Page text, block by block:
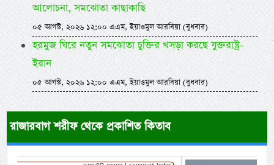
আলোচনা, সমঝোতা কাছাকাছি
০৫ আগস্ট, ২০২৬ ১২:০০ এএম, ইয়াওমুল আরবিয়া (বুধবার)
হরমুজ ঘিরে নতুন সমঝোতা চুক্তির খসড়া করছে যুক্তরাষ্ট্র-
ইরান
০৫ আগস্ট, ২০২৬ ১২:০০ এএম, ইয়াওমুল আরবিয়া (বুধবার)
রাজারবাগ শরীফ থেকে প্রকাশিত কিতাব